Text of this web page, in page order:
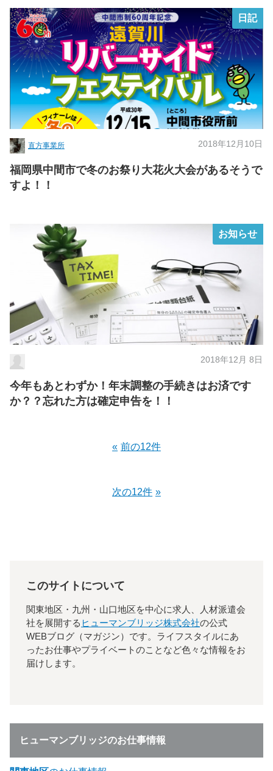
日記
直方事業所 2018年12月10日
福岡県中間市で冬のお祭り大花火大会があるそうで
すよ！！
お知らせ
2018年12月 8日
今年もあとわずか！年末調整の手続きはお済です
か？？忘れた方は確定申告を！！
前の12件
次の12件
このサイトについて
関東地区・九州・山口地区を中心に求人、人材派遣会
社を展開する ヒューマンブリッジ株式会社の公式
WEBブログ（マガジン）です。ライフスタイルにあ
ったお仕事やプライベートのことなど色々な情報をお
届けします。
ヒューマンブリッジのお仕事情報